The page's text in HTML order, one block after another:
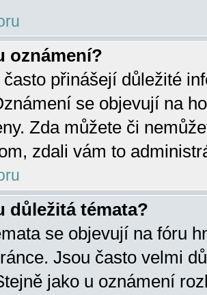
oznámení?
přinášejí důležité
se objevují na
Zda můžete či
zdali vám to
důležitá témata?
se objevují na fóru
Jsou často velmi
jako u oznámení